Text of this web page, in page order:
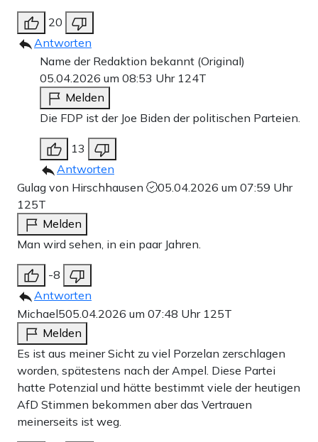
20
Antworten
Name der Redaktion bekannt (Original)
05.04.2026 um 08:53 Uhr 124T
Melden
Die FDP ist der Joe Biden der politischen Parteien.
13
Antworten
Gulag von Hirschhausen
05.04.2026 um 07:59 Uhr
125T
Melden
Man wird sehen, in ein paar Jahren.
-8
Antworten
Michael505.04.2026 um 07:48 Uhr 125T
Melden
Es ist aus meiner Sicht zu viel Porzelan zerschlagen
worden, spätestens nach der Ampel. Diese Partei
hatte Potenzial und hätte bestimmt viele der heutigen
AfD Stimmen bekommen aber das Vertrauen
meinerseits ist weg.